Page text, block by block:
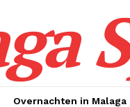
Overnachten in Malaga